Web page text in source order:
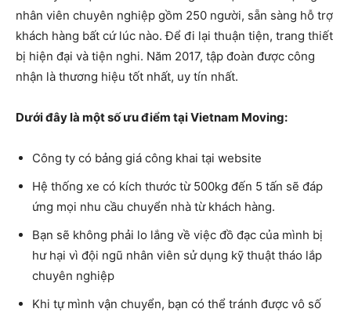
nhân viên chuyên nghiệp gồm 250 người, sẵn sàng hỗ trợ
khách hàng bất cứ lúc nào. Để đi lại thuận tiện, trang thiết
bị hiện đại và tiện nghi. Năm 2017, tập đoàn được công
nhận là thương hiệu tốt nhất, uy tín nhất.
Dưới đây là một số ưu điểm tại Vietnam Moving:
Công ty có bảng giá công khai tại website
Hệ thống xe có kích thước từ 500kg đến 5 tấn sẽ đáp
ứng mọi nhu cầu chuyển nhà từ khách hàng.
Bạn sẽ không phải lo lắng về việc đồ đạc của mình bị
hư hại vì đội ngũ nhân viên sử dụng kỹ thuật tháo lắp
chuyên nghiệp
Khi tự mình vận chuyển, bạn có thể tránh được vô số